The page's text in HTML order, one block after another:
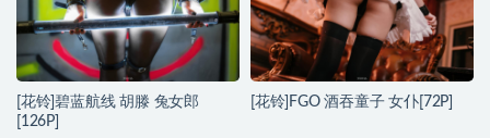
[花铃]碧蓝航线 胡滕 兔女郎
[126P]
[花铃]FGO 酒吞童子 女仆[72P]